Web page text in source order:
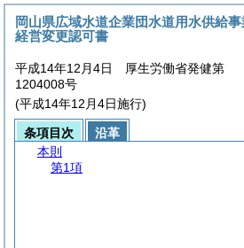
岡山県広域水道企業団水道用水供給事
経営変更認可書
平成14年12月4日 厚生労働省発健第
1204008号
(平成14年12月4日施行)
条項目次
沿革
本則
第1項